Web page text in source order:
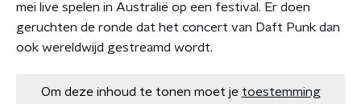
mei live spelen in Australië op een festival. Er doen
geruchten de ronde dat het concert van Daft Punk dan
ook wereldwijd gestreamd wordt.
Om deze inhoud te tonen moet je toestemming